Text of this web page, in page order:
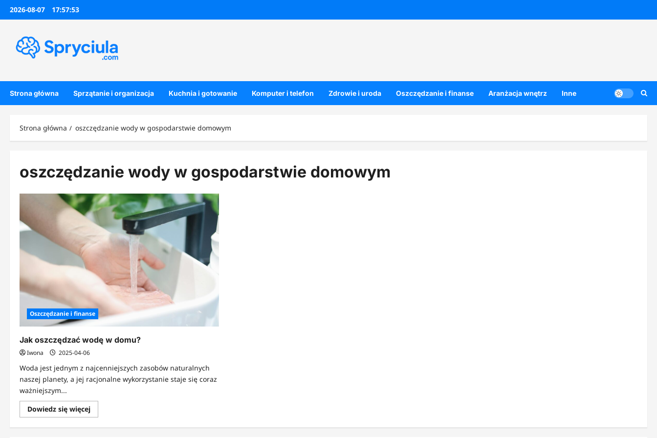
Przejdź
2026-08-07 17:57:54
Strona główna Sprzątanie i organizacja Kuchnia i gotowanie Komputer i telefon Zdrowie i uroda Oszczędzanie i finanse Aranżacja wnętrz Inne
Strona główna oszczędzanie wody w gospodarstwie domowym
oszczędzanie wody w gospodarstwie domowym
Oszczędzanie i finanse
Jak oszczędzać wodę w domu?
Iwona 2025-04-06
Woda jest jednym z najcenniejszych zasobów naturalnych
naszej planety, a jej racjonalne wykorzystanie staje się coraz
ważniejszym...
Dowiedz się więcejDowiedz
się
o